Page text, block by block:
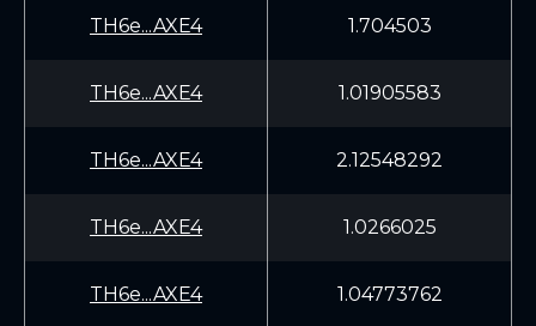
TH6e...AXE4 1.704503
TH6e...AXE4 1.01905583
TH6e...AXE4 2.12548292
TH6e...AXE4 1.0266025
TH6e...AXE4 1.04773762